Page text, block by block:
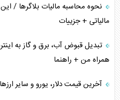
نحوه محاسبه مالیات بلاگر‌ها / این
مالیاتی + جزییات
تبدیل قبوض آب، برق و گاز به
همراه من + راهنما
آخرین قیمت دلار، یورو و سایر ارز‌ها ۱۲ مرداد ۱۴۰۵ / جدول